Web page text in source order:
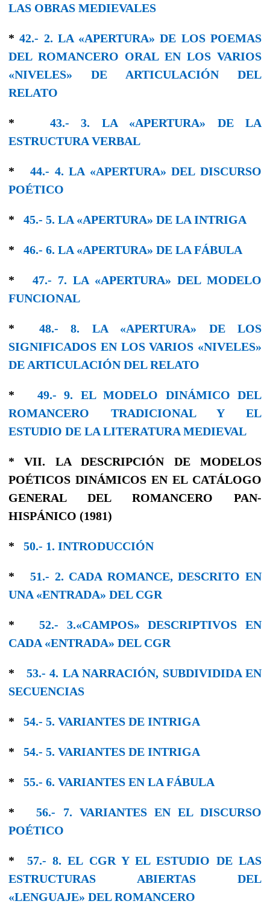
LAS OBRAS MEDIEVALES
*42.- 2. LA «APERTURA» DE LOS POEMAS
DEL ROMANCERO ORAL EN LOS VARIOS
«NIVELES» DE ARTICULACIÓN DEL
RELATO
* 43.- 3. LA «APERTURA» DE LA
ESTRUCTURA VERBAL
* 44.- 4. LA «APERTURA» DEL DISCURSO
POÉTICO
* 45.- 5. LA «APERTURA» DE LA ΙΝTRIGΑ
* 46.- 6. LA «ΑPERTURA» DE LA FÁBULA
* 47.- 7. LA «APERTURA» DEL MODELO
FUNCIONAL
* 48.- 8. LA «APERTURA» DE LOS
SIGNIFICADOS EN LOS VARIOS «NIVELES»
DE ARTICULACIÓN DEL RELATO
* 49.- 9. EL MODELO DINÁMICO DEL
ROMANCERO TRADICIONAL Y EL
ESTUDIO DE LA LITERATURA MEDIEVAL
* VII. LA DESCRIPCIÓN DE MODELOS
POÉTICOS DINÁMICOS EN EL CATÁLOGO
GENERAL DEL ROMANCERO PAN-
HISPÁNICO (1981)
* 50.- 1. INTRODUCCIÓN
* 51.- 2. CADA ROMANCE, DESCRIΤΟ EΝ
UNA «ENTRADA» DEL CGR
* 52.- 3.«CAMPOS» DESCRIPTIVOS EN
CADA «ENTRADA» DEL CGR
* 53.- 4. LA NARRACIÓN, SUBDIVIDIDA EN
SECUENCIAS
* 54.- 5. VARIANTES DE INTRIGA
* 54.- 5. VARIANTES DE INTRIGA
* 55.- 6. VARIANTES EN LΑ FÁBULA
*56.- 7. VARIANTES EN EL DISCURSO
POÉTICO
* 57.- 8. EL CGR Y EL ESTUDIO DE LAS
ESTRUCTURAS ABIERTAS DEL
«LENGUAJE» DEL ROMANCERO